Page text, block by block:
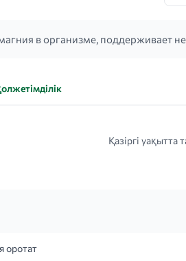
в организме, поддерживает
Қазіргі уақытта
оротат